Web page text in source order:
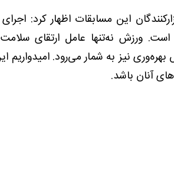
این مسابقات اظهار کرد:
ورزش نه‌تنها عامل ارتقای
نیز به شمار می‌رود. امیدواریم
آنان باشد.